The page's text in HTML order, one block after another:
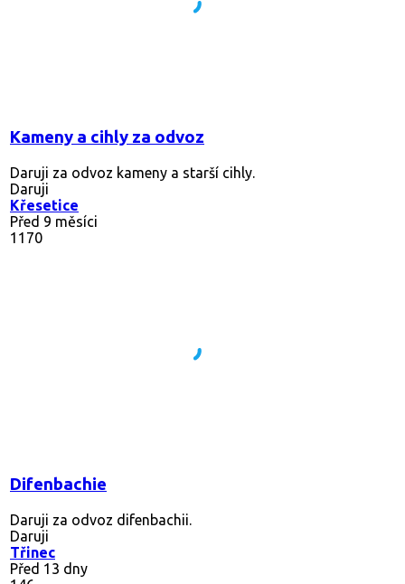
Kameny a cihly za odvoz
Daruji za odvoz kameny a starší cihly.
Daruji
Křesetice
Před 9 měsíci
1170
Difenbachie
Daruji za odvoz difenbachii.
Daruji
Třinec
Před 13 dny